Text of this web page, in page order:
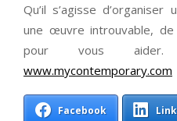
Qu’il s’agisse
une œuvre introuvable,
pour vous
www.mycontemporary.com
Facebook